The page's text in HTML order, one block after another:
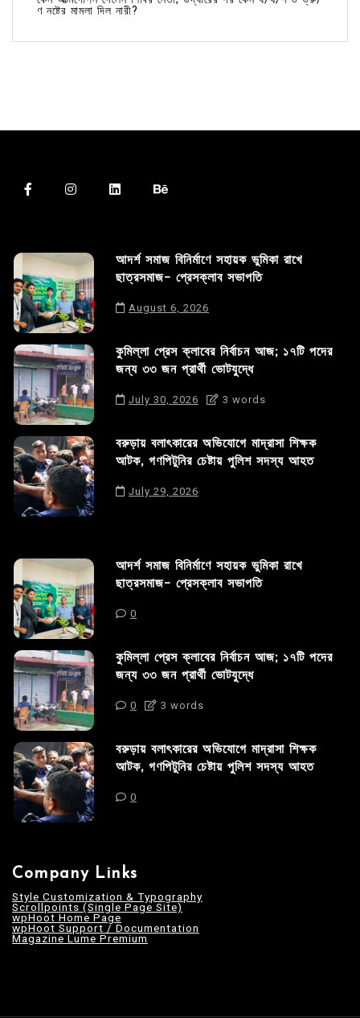
ণ নষ্টের মামলা দিল নারী?
আদর্শ সমাজ বিনির্মাণে সহায়ক ভুমিকা রাখে
ছাত্রসমাজ- প্রেসক্লাব সভাপতি
August 6, 2026
কুমিল্লা প্রেস ক্লাবের নির্বাচন আজ; ১৭টি পদের
জন্য ৩৩ জন প্রার্থী ভোটযুদ্ধে
July 30, 2026 3 words
বরুড়ায় বলাৎকারের অভিযোগে মাদ্রাসা শিক্ষক
আটক, গণপিটুনির চেষ্টায় পুলিশ সদস্য আহত
July 29, 2026
আদর্শ সমাজ বিনির্মাণে সহায়ক ভুমিকা রাখে
ছাত্রসমাজ- প্রেসক্লাব সভাপতি
0
কুমিল্লা প্রেস ক্লাবের নির্বাচন আজ; ১৭টি পদের
জন্য ৩৩ জন প্রার্থী ভোটযুদ্ধে
0 3 words
বরুড়ায় বলাৎকারের অভিযোগে মাদ্রাসা শিক্ষক
আটক, গণপিটুনির চেষ্টায় পুলিশ সদস্য আহত
0
Company Links
Style Customization & Typography
Scrollpoints (Single Page Site)
wpHoot Home Page
wpHoot Support / Documentation
Magazine Lume Premium